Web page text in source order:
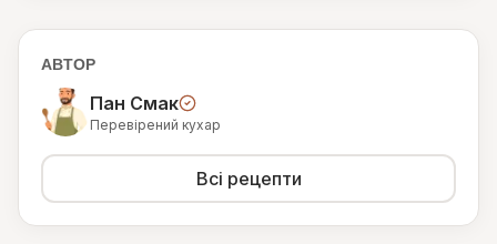
АВТОР
Пан Смак
Перевірений кухар
Всі рецепти